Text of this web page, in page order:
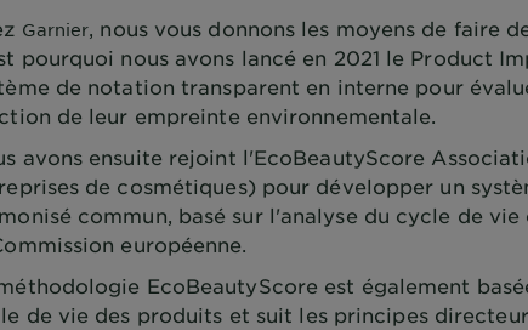
Garnier, nous vous donnons les moyens de faire
pourquoi nous avons lancé en 2021 le Product
de notation transparent en interne pour
de leur empreinte environnementale.
avons ensuite rejoint l'EcoBeautyScore
de cosmétiques) pour développer un
commun, basé sur l'analyse du cycle de
européenne.
EcoBeautyScore est également
de vie des produits et suit les principes